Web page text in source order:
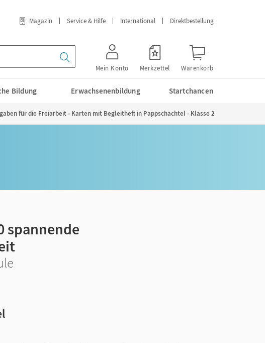
Magazin Service & Hilfe International Direktbestellung
Mein Konto Merkzettel Warenkorb
Bildung Erwachsenenbildung Startchancen
für die Freiarbeit - Karten mit Begleitheft in Pappschachtel - Klasse 2
spannende